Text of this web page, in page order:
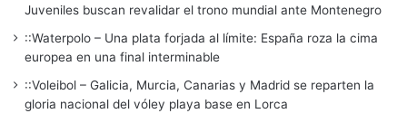
Juveniles buscan revalidar el trono mundial ante Montenegro
::Waterpolo – Una plata forjada al límite: España roza la cima
europea en una final interminable
::Voleibol – Galicia, Murcia, Canarias y Madrid se reparten la
gloria nacional del vóley playa base en Lorca